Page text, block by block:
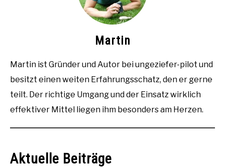
Martin
Martin ist Gründer und Autor bei ungeziefer-pilot und
besitzt einen weiten Erfahrungsschatz, den er gerne
teilt. Der richtige Umgang und der Einsatz wirklich
effektiver Mittel liegen ihm besonders am Herzen.
Aktuelle Beiträge